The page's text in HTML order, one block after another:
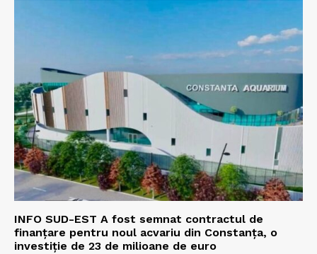
INFO SUD-EST A fost semnat contractul de
finanțare pentru noul acvariu din Constanța, o
investiție de 23 de milioane de euro